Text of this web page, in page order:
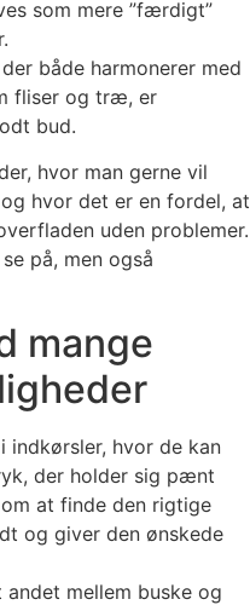
som mere ”færdigt”
både harmonerer med
fliser og træ, er
bud.
hvor man gerne vil
hvor det er en fordel, at
uden problemer.
på, men også
mange
hvor de kan
der holder sig pænt
at finde den rigtige
og giver den ønskede
mellem buske og